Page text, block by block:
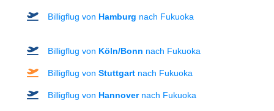
Billigflug von Hamburg nach Fukuoka
Billigflug von Köln/Bonn nach Fukuoka
Billigflug von Stuttgart nach Fukuoka
Billigflug von Hannovernach Fukuoka